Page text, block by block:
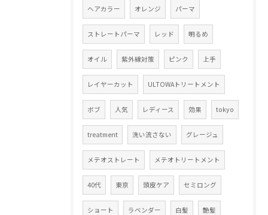
ヘアカラー オレンジ パーマ
ストレートパーマ レッド 明るめ
オイル 紫外線対策 ピンク 上手
レイヤーカット ULTOWAトリートメント
ボブ 人気 レディース 効果 tokyo
treatment 洗い流さない グレージュ
メテオストレート メテオトリートメント
40代 東京 頭皮ケア セミロング
ショート ラベンダー 白髪 艶髪